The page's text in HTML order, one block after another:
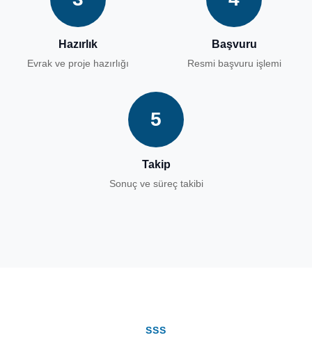
Hazırlık
Evrak ve proje hazırlığı
Başvuru
Resmi başvuru işlemi
5
Takip
Sonuç ve süreç takibi
SSS